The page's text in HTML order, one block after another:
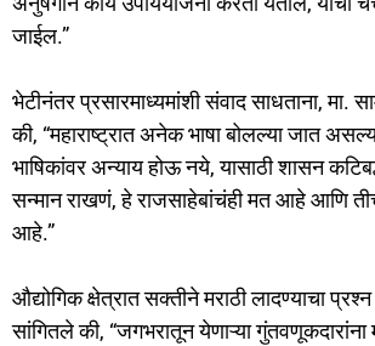
जाईल.”
भेटीनंतर प्रसारमाध्यमांशी संवाद साधताना, मा.
की, “महाराष्ट्रात अनेक भाषा बोलल्या जात
भाषिकांवर अन्याय होऊ नये, यासाठी शासन
सन्मान राखणं, हे राजसाहेबांचंही मत आहे आणि
आहे.”
औद्योगिक क्षेत्रात सक्तीने मराठी लादण्याचा प्रश्न
सांगितले की, “जगभरातून येणाऱ्या गुंतवणूकदारांना